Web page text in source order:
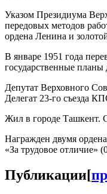
Указом Президиума
передовых методов
ордена Ленина и
В январе 1951 года
государственные
Депутат Верховного
Делегат 23-го съезда
Жил в городе Ташкент.
Награжден двумя
«За трудовое отличие»
Публикации[